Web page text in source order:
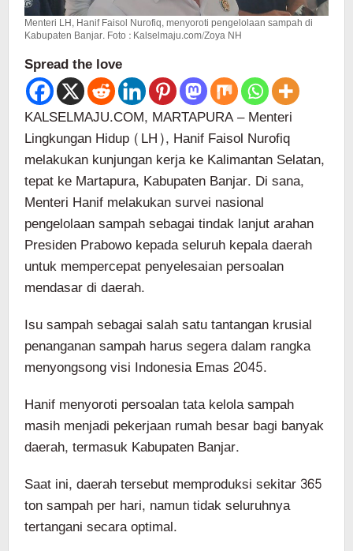
Menteri LH, Hanif Faisol Nurofiq, menyoroti pengelolaan sampah di
Kabupaten Banjar. Foto : Kalselmaju.com/Zoya NH
Spread the love
KALSELMAJU.COM, MARTAPURA – Menteri
Lingkungan Hidup (LH), Hanif Faisol Nurofiq
melakukan kunjungan kerja ke Kalimantan Selatan,
tepat ke Martapura, Kabupaten Banjar. Di sana,
Menteri Hanif melakukan survei nasional
pengelolaan sampah sebagai tindak lanjut arahan
Presiden Prabowo kepada seluruh kepala daerah
untuk mempercepat penyelesaian persoalan
mendasar di daerah.
Isu sampah sebagai salah satu tantangan krusial
penanganan sampah harus segera dalam rangka
menyongsong visi Indonesia Emas 2045.
Hanif menyoroti persoalan tata kelola sampah
masih menjadi pekerjaan rumah besar bagi banyak
daerah, termasuk Kabupaten Banjar.
Saat ini, daerah tersebut memproduksi sekitar 365
ton sampah per hari, namun tidak seluruhnya
tertangani secara optimal.